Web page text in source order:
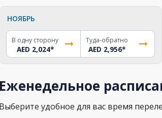
НОЯБРЬ
В одну сторону
AED 2,024*
Туда-обратно
AED 2,956*
Еженедельное
Выберите удобное для вас время